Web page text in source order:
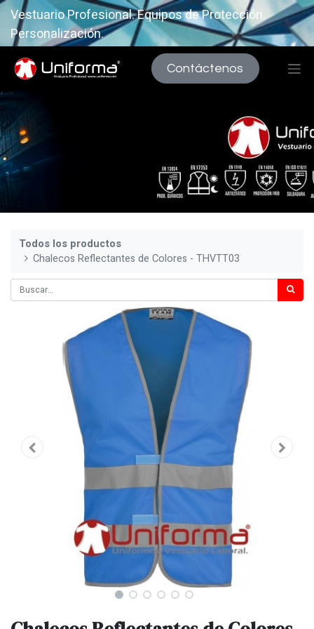
Vestuario Profesional. Equipos de Protección.
Personalización.
Contáctenos
Todos los productos
Chalecos Reflectantes de Colores - THVTT03